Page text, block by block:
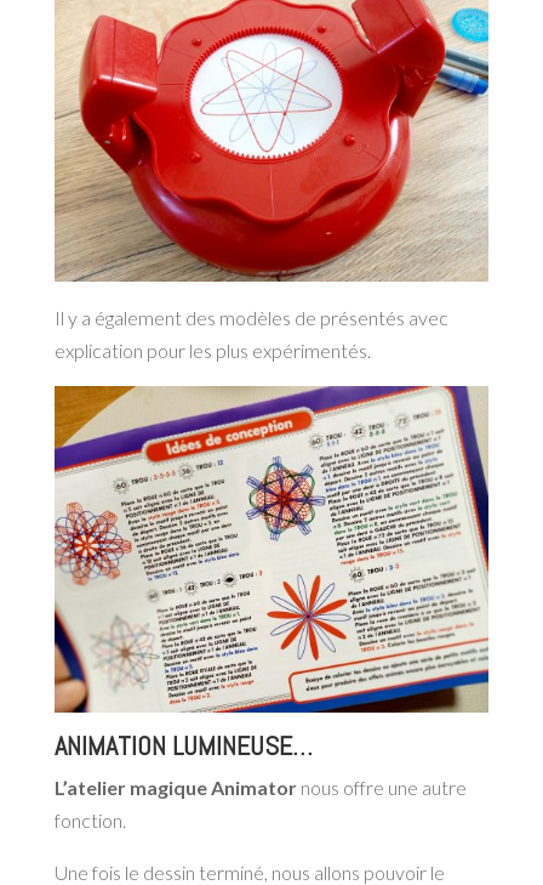
Il y a également des modèles de présentés avec
explication pour les plus expérimentés.
ANIMATION LUMINEUSE…
L’atelier magique Animatornous offre une autre
fonction.
Une fois le dessin terminé, nous allons pouvoir le